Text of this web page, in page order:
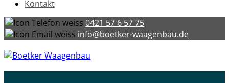
Kontakt
0421 57 6 57 75
info@boetker-waagenbau.de